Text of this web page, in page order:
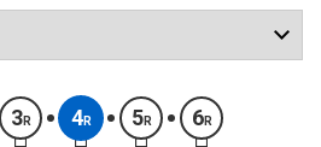
3R 4R 5R 6R